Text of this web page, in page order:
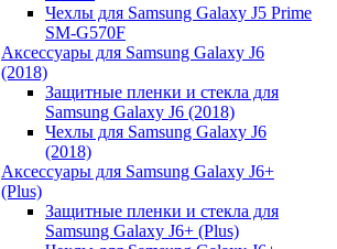
Чехлы для Samsung Galaxy J5 Prime
SM-G570F
Аксессуары для Samsung Galaxy J6
(2018)
Защитные пленки и стекла для
Samsung Galaxy J6 (2018)
Чехлы для Samsung Galaxy J6
(2018)
Аксессуары для Samsung Galaxy J6+
(Plus)
Защитные пленки и стекла для
Samsung Galaxy J6+ (Plus)